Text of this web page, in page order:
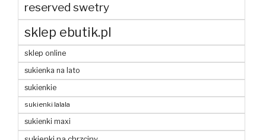
reserved swetry
sklep ebutik.pl
sklep online
sukienka na lato
sukienkie
sukienki lalala
sukienki maxi